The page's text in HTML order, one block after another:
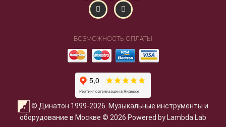
ВОЗМОЖНОСТЬ ОПЛАТЫ
© Динатон 1999-2026. Музыкальные инструменты и
оборудование в Москве © 2026 Powered by Lambda Lab